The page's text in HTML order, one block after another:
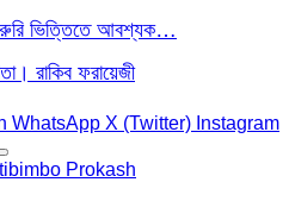
ভিত্তিতে আবশ্যক…
রাকিব ফরায়েজী
WhatsApp X (Twitter) Instagram